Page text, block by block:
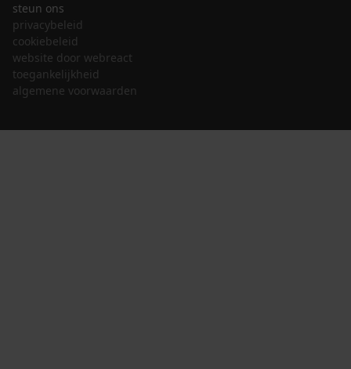
steun ons
privacybeleid
cookiebeleid
website door webreact
toegankelijkheid
algemene voorwaarden